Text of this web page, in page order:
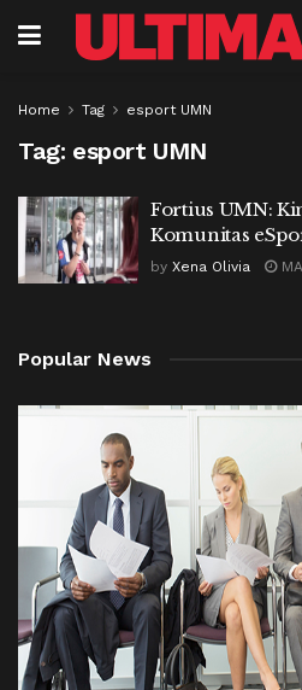
Home Tag esport UMN
Tag: esport UMN
Fortius UMN:
Komunitas
by Xena Olivia
Popular News